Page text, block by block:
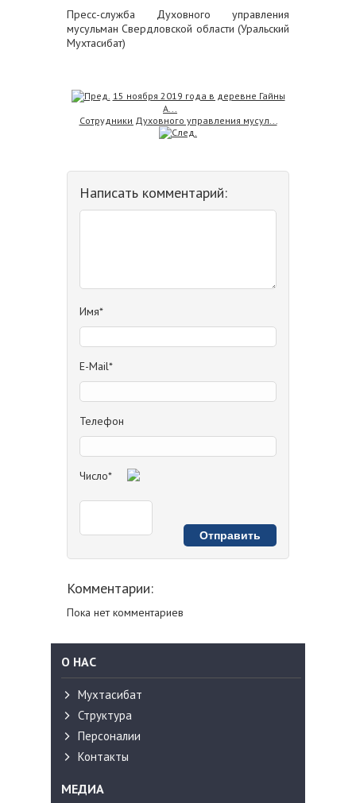
Пресс-служба Духовного управления
мусульман Свердловской области (Уральский
Мухтасибат)
15 ноября 2019 года в деревне Гайны
А...
Сотрудники Духовного управления мусул...
Написать комментарий:
Имя*
E-Mail*
Телефон
Число*
Комментарии:
Пока нет комментариев
О НАС
Мухтасибат
Структура
Персоналии
Контакты
МЕДИА